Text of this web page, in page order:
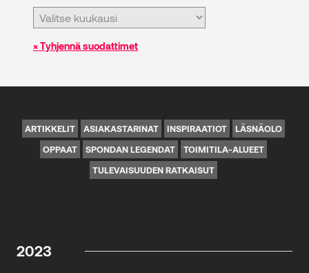
× Tyhjennä suodattimet
ARTIKKELIT ASIAKASTARINAT INSPIRAATIOT
LÄSNÄOLO
OPPAAT
SPONDAN LEGENDAT
TOIMITILA-ALUEET
TULEVAISUUDEN RATKAISUT
2023